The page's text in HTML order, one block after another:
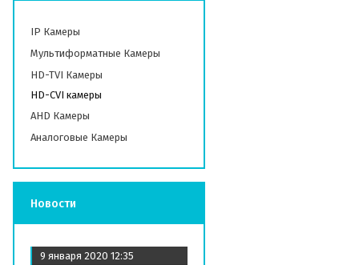
IP Камеры
Мультиформатные Камеры
HD-TVI Камеры
HD-СVI камеры
AHD Камеры
Аналоговые Камеры
Новости
9 января 2020 12:35